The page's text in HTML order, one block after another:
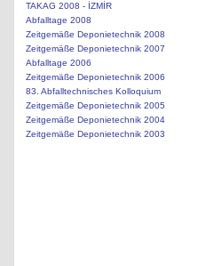
TAKAG 2008 - İZMİR
Abfalltage 2008
Zeitgemäße Deponietechnik 2008
Zeitgemäße Deponietechnik 2007
Abfalltage 2006
Zeitgemäße Deponietechnik 2006
83. Abfalltechnisches Kolloquium
Zeitgemäße Deponietechnik 2005
Zeitgemäße Deponietechnik 2004
Zeitgemäße Deponietechnik 2003